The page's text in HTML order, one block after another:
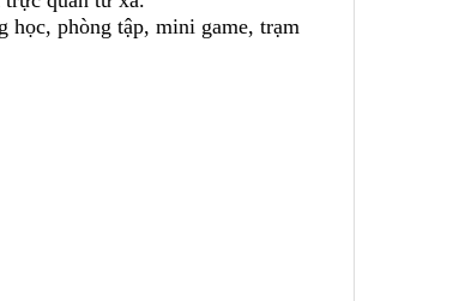
học, phòng tập, mini game, trạm